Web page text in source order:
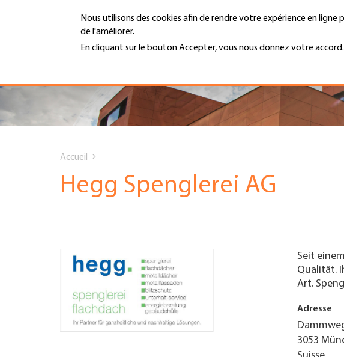
Nous utilisons des cookies afin de rendre votre expérience en ligne
de l'améliorer.
En cliquant sur le bouton Accepter, vous nous donnez votre accord.
Hauptnavigation
PORTRAIT
SERVICES
INFOTHÈQUE
JOBS & CARRIÈRE
TROUVER ENTREPRISE
MAGAZINE SPÉCIALISÉ
MENU
are
Accueil
Hegg Spenglerei AG
Seit
Qualität.
Art.
Adresse
3053